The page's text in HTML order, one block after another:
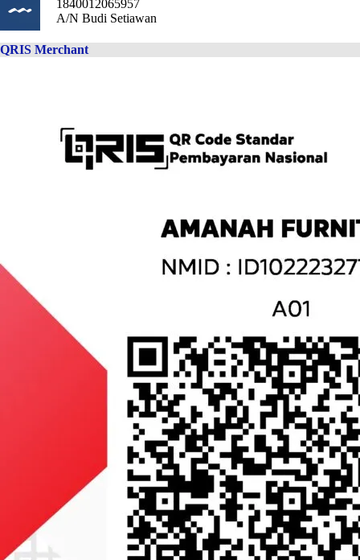
1840012065957
A/N Budi Setiawan
QRIS Merchant